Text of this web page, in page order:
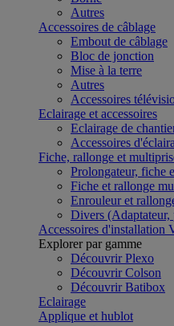
Autres
Accessoires de câblage
Embout de câblage
Bloc de jonction
Mise à la terre
Autres
Accessoires
Eclairage et accessoires
Eclairage de
Accessoires
Fiche, rallonge et
Prolongateur, fiche
Fiche et rallonge
Enrouleur et
Divers
Accessoires d'installation
Explorer par gamme
Découvrir Plexo
Découvrir Colson
Découvrir Batibox
Eclairage
Applique et hublot